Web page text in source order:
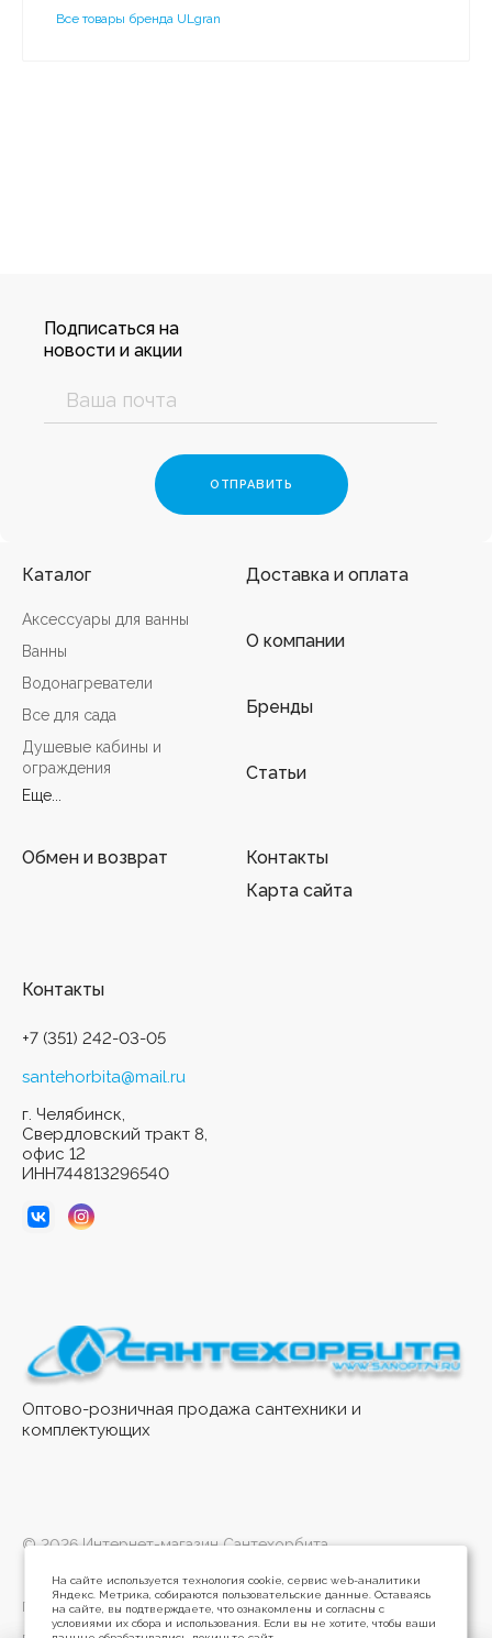
Все товары бренда ULgran
Подписаться на
новости и акции
Оптово-розничная продажа сантехники и
комплектующих
Каталог
Аксессуары для ванны
Ванны
Водонагреватели
Все для сада
Душевые кабины и
ограждения
Еще...
Доставка и оплата
О компании
Бренды
Статьи
Обмен и возврат
Контакты
Карта сайта
Контакты
+7 (351) 242-03-05
santehorbita@mail.ru
г. Челябинск,
Свердловский тракт 8,
офис 12
ИНН744813296540
© 2026 Интернет-магазин Сантехорбита
Политика конфиденциальности
На сайте используется технология cookie, сервис web-аналитики
Яндекс. Метрика, собираются пользовательские данные. Оставаясь
на сайте, вы подтверждаете, что ознакомлены и согласны с
условиями их сбора и использования. Если вы не хотите, чтобы ваши